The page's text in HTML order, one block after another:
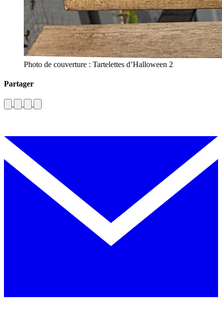
Photo de couverture : Tartelettes d’Halloween 2
Partager